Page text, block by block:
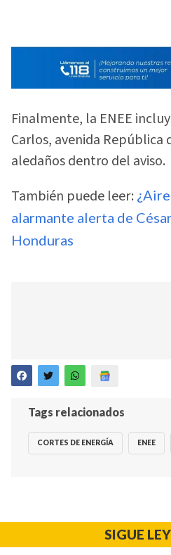
Finalmente, la ENEE
Carlos, avenida República
aledaños dentro del aviso.
También puede leer:
alarmante alerta de
Honduras
Tags relacionados
CORTES DE ENERGÍA ENEE
SIGUE